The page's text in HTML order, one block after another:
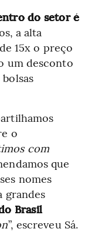
do setor é
a alta
15x o preço
um desconto
o
com
que
nomes
grandes
Brasil
”, escreveu Sá.